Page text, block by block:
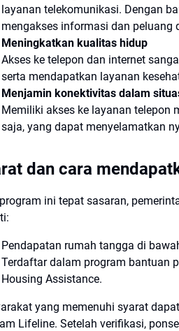
layanan telekomunikasi. Dengan
mengakses informasi dan peluang
Meningkatkan kualitas hidup
Akses ke telepon dan internet
serta mendapatkan layanan
Menjamin konektivitas dalam
Memiliki akses ke layanan telepon
saja, yang dapat menyelamatkan
dan cara
ini tepat sasaran,
Pendapatan rumah tangga di
Terdaftar dalam program bantuan
Housing Assistance.
yang memenuhi syarat
Lifeline. Setelah verifikasi,